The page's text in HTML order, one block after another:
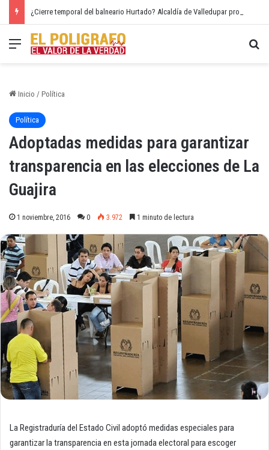
Menú
Inicio / Política
Política
Adoptadas medidas para garantizar
transparencia en las elecciones de La
Guajira
1 noviembre, 2016 0 3.972 1 minuto de lectura
La Registraduría del Estado Civil adoptó medidas especiales para
garantizar la transparencia en esta jornada electoral para escoger